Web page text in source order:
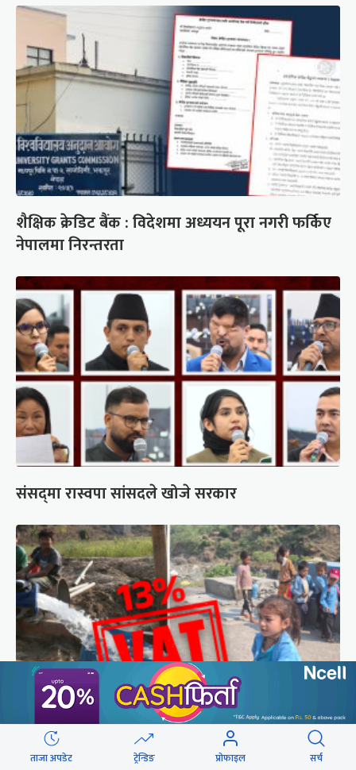
शैक्षिक क्रेडिट बैंक : विदेशमा अध्ययन पूरा नगरी फर्किए
नेपालमा निरन्तरता
संसद्‍मा रास्वपा सांसदले खोजे सरकार
सिँचाइ र खानेपानी : विद्युत् महसुलमा सहुलियत दर, तर
१३ प्रतिशत भ्याटको भार
ताजा अपडेट ट्रेन्डिङ प्रोफाइल सर्च